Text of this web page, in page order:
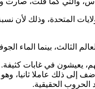
المتحدة، وذلك
بينما الماء
يعيشون في غابات
ذلك عاملا ثانيا،
الحقيقية.